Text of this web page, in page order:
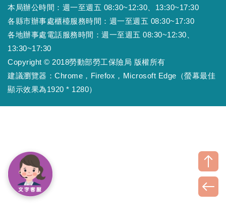
本局辦公時間：週一至週五 08:30~12:30、13:30~17:30
各縣市辦事處櫃檯服務時間：週一至週五 08:30~17:30
各地辦事處電話服務時間：週一至週五 08:30~12:30、
13:30~17:30
Copyright © 2018勞動部勞工保險局 版權所有
建議瀏覽器：Chrome，Firefox，Microsoft Edge（螢幕最佳
顯示效果為1920 * 1280）